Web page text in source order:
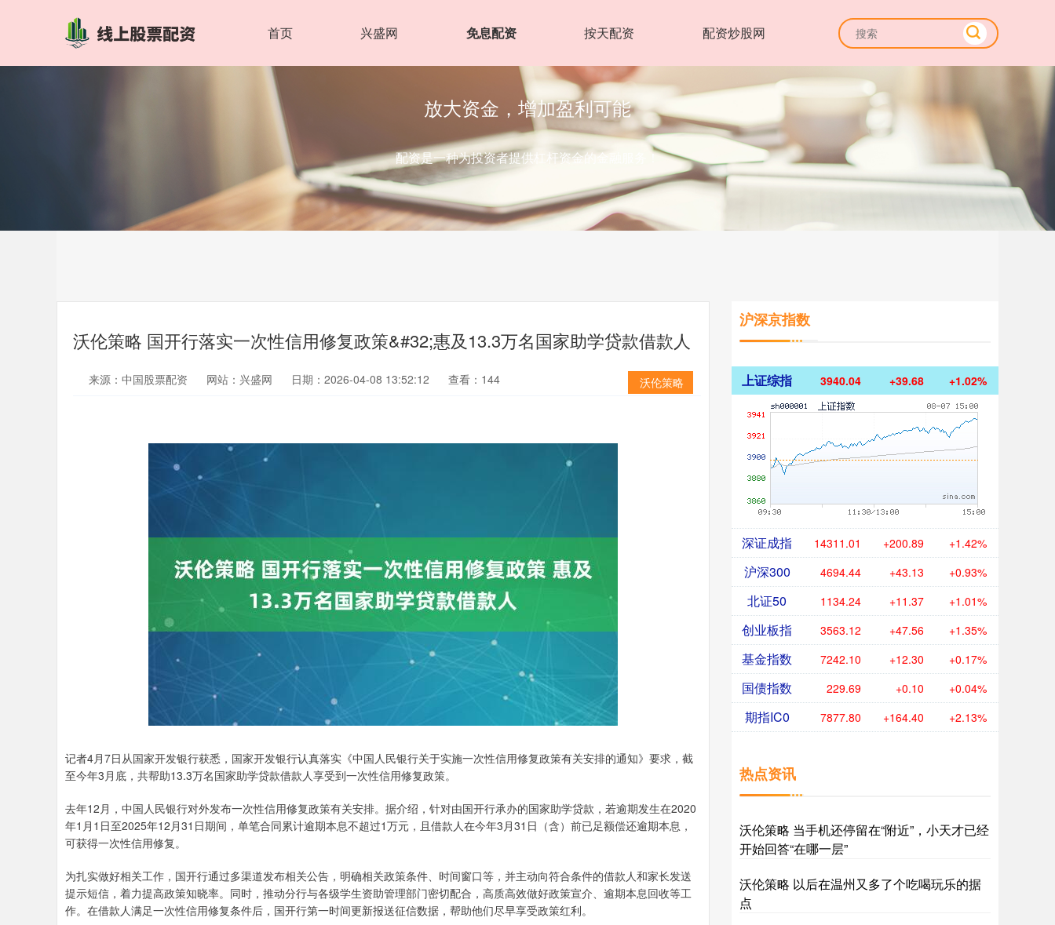
首页 兴盛网 免息配资 按天配资 配资炒股网
放大资金，增加盈利可能
配资是一种为投资者提供杠杆资金的金融服务！
沃伦策略 国开行落实一次性信用修复政策&#32;惠及13.3万名国家助学贷款借款人
沃伦策略
来源：中国股票配资 网站：兴盛网 日期：2026-04-08 13:52:12 查看：144
记者4月7日从国家开发银行获悉，国家开发银行认真落实《中国人民银行关于实施一次性信用修复政策有关安排的通知》要求，截
至今年3月底，共帮助13.3万名国家助学贷款借款人享受到一次性信用修复政策。
去年12月，中国人民银行对外发布一次性信用修复政策有关安排。据介绍，针对由国开行承办的国家助学贷款，若逾期发生在2020
年1月1日至2025年12月31日期间，单笔合同累计逾期本息不超过1万元，且借款人在今年3月31日（含）前已足额偿还逾期本息，
可获得一次性信用修复。
为扎实做好相关工作，国开行通过多渠道发布相关公告，明确相关政策条件、时间窗口等，并主动向符合条件的借款人和家长发送
提示短信，着力提高政策知晓率。同时，推动分行与各级学生资助管理部门密切配合，高质高效做好政策宣介、逾期本息回收等工
作。在借款人满足一次性信用修复条件后，国开行第一时间更新报送征信数据，帮助他们尽早享受政策红利。
沪深京指数
上证综指 3940.04 +39.68 +1.02%
深证成指 14311.01 +200.89 +1.42%
沪深300 4694.44 +43.13 +0.93%
北证50 1134.24 +11.37 +1.01%
创业板指 3563.12 +47.56 +1.35%
基金指数 7242.10 +12.30 +0.17%
国债指数 229.69 +0.10 +0.04%
期指IC0 7877.80 +164.40 +2.13%
热点资讯
沃伦策略 当手机还停留在“附近”，小天才已经
开始回答“在哪一层”
沃伦策略 以后在温州又多了个吃喝玩乐的据
点